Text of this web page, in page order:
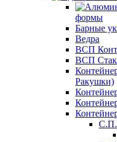
формы
Барные
Ведра
ВСП
ВСП
Ракушки)